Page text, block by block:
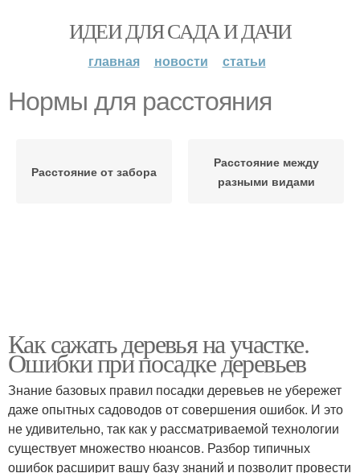
ИДЕИ ДЛЯ САДА И ДАЧИ
главная новости статьи
Нормы для расстояния
Расстояние от забора
Расстояние между
разными видами
Как сажать деревья на участке.
Ошибки при посадке деревьев
Знание базовых правил посадки деревьев не убережет
даже опытных садоводов от совершения ошибок. И это
не удивительно, так как у рассматриваемой технологии
существует множество нюансов. Разбор типичных
ошибок расширит вашу базу знаний и позволит провести